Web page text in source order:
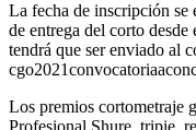
La fecha de inscripción se
de entrega del corto
tendrá que ser enviado al
Los premios cortometraje
Profesional Shure, tripie,